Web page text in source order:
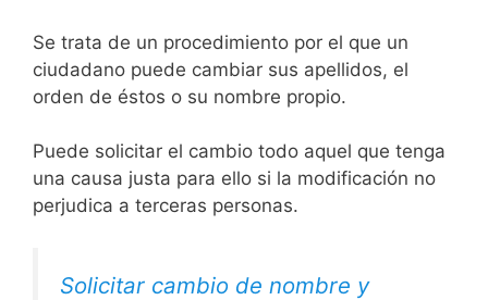
Se trata de un procedimiento por el que un
ciudadano puede cambiar sus apellidos, el
orden de éstos o su nombre propio.
Puede solicitar el cambio todo aquel que tenga
una causa justa para ello si la modificación no
perjudica a terceras personas.
Solicitar cambio de nombre y